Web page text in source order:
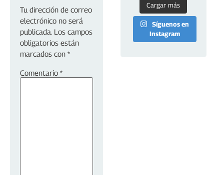
Cargar más
Síguenos en
Instagram
Tu dirección de correo
electrónico no será
publicada. Los campos
obligatorios están
marcados con *
Comentario *